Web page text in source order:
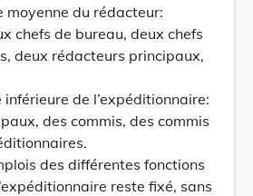
moyenne du rédacteur:
chefs de bureau, deux chefs
deux rédacteurs principaux,
de l’expéditionnaire:
des commis, des commis
des différentes fonctions
reste fixé, sans